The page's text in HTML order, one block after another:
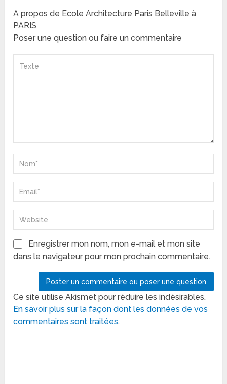
A propos de Ecole Architecture Paris Belleville à
PARIS
Poser une question ou faire un commentaire
Enregistrer mon nom, mon e-mail et mon site
dans le navigateur pour mon prochain commentaire.
Ce site utilise Akismet pour réduire les indésirables.
En savoir plus sur la façon dont les données de vos
commentaires sont traitées.